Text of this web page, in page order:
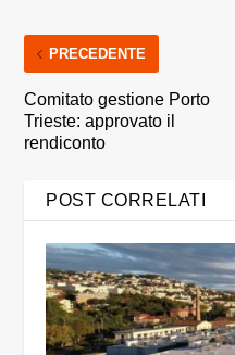
PRECEDENTE
Comitato gestione Porto
Trieste: approvato il
rendiconto
POST CORRELATI